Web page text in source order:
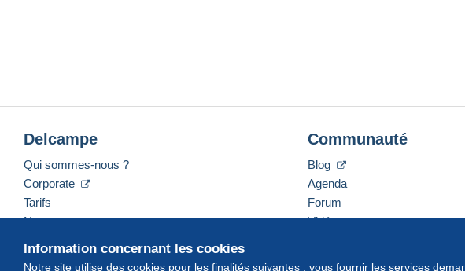
Information concernant les cookies
Notre site utilise des cookies pour les finalités suivantes : vous fournir les services
Delcampe
Qui sommes-nous ?
Corporate
Tarifs
Nous contacter
Communauté
Blog
Agenda
Forum
Vidéos